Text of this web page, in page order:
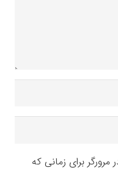
برای زمانی که